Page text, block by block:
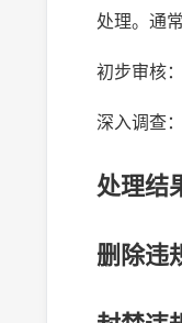
处理。通
初步审核
深入调查
处理结
删除违